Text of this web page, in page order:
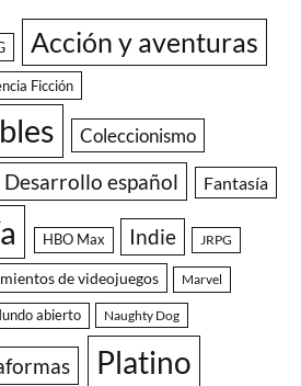
Acción y aventuras
Ficción
Coleccionismo
Desarrollo español Fantasía
HBO Max Indie JRPG
de videojuegos Marvel
abierto Naughty Dog
Platino